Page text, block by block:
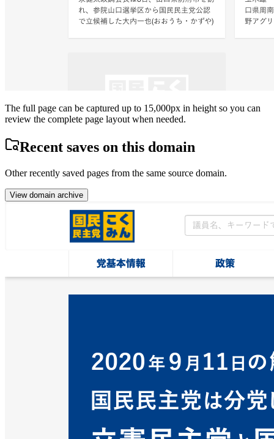
The full page can be captured up to 15,000px in height so you can
review the complete page layout when needed.
Recent saves on this domain
Other recently saved pages from the same source domain.
View domain archive